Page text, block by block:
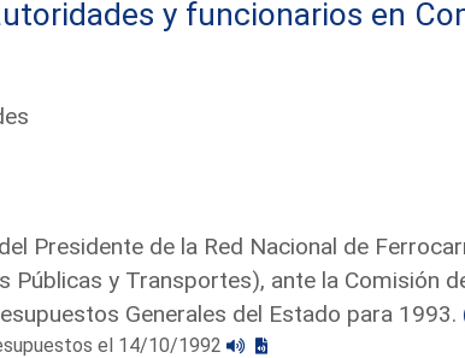
y funcionarios en
Presidente de la Red Nacional de
Públicas y Transportes), ante la Comisión
Generales del Estado para 1993.
el 14/10/1992